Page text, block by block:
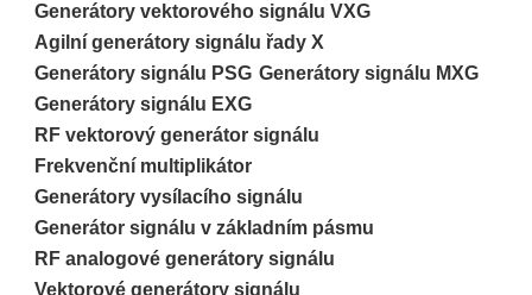
Generátory vektorového signálu VXG
Agilní generátory signálu řady X
Generátory signálu PSG Generátory signálu MXG
Generátory signálu EXG
RF vektorový generátor signálu
Frekvenční multiplikátor
Generátory vysílacího signálu
Generátor signálu v základním pásmu
RF analogové generátory signálu
Vektorové generátory signálu